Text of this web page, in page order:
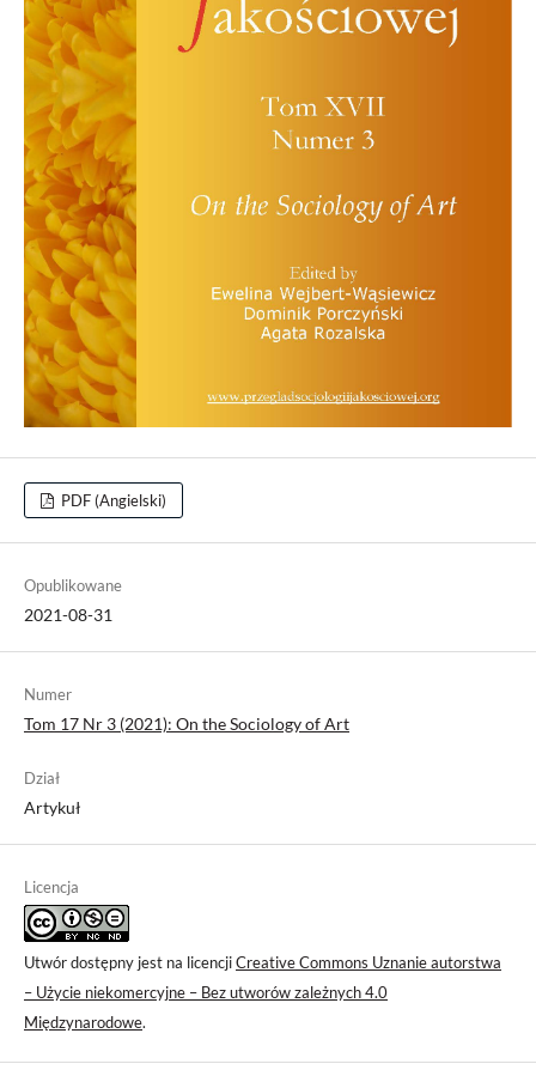
PDF (Angielski)
Opublikowane
2021-08-31
Numer
Tom 17 Nr 3 (2021): On the Sociology of Art
Dział
Artykuł
Licencja
Utwór dostępny jest na licencjiCreative Commons Uznanie autorstwa
– Użycie niekomercyjne – Bez utworów zależnych 4.0
Międzynarodowe.